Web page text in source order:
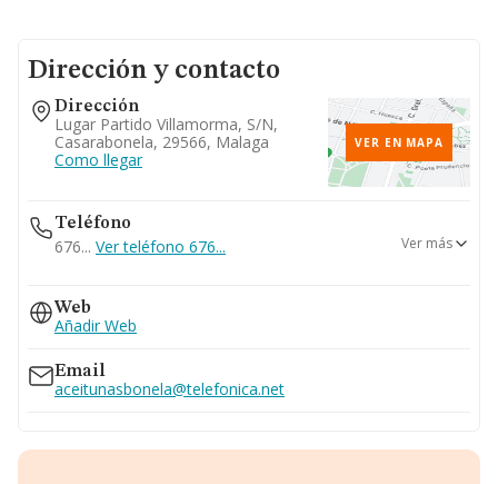
Dirección y contacto
Dirección
Lugar Partido Villamorma, S/n,
Casarabonela, 29566, Malaga
Como llegar
VER EN MAPA
Teléfono
676... Ver teléfono 676...
952456875
Ver más
Web
Añadir Web
Email
aceitunasbonela@telefonica.net